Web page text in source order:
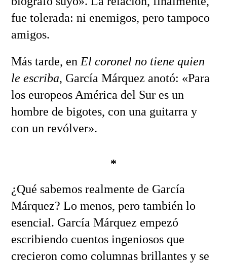
fue tolerada: ni enemigos, pero tampoco
amigos.
Más tarde, en El coronel no tiene quien
le escriba, García Márquez anotó: «Para
los europeos América del Sur es un
hombre de bigotes, con una guitarra y
con un revólver».
*
¿Qué sabemos realmente de García
Márquez? Lo menos, pero también lo
esencial. García Márquez empezó
escribiendo cuentos ingeniosos que
crecieron como columnas brillantes y se